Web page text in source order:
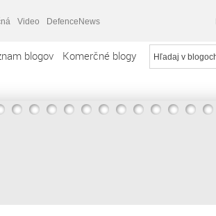
Video DefenceNews
blogov Komerčné blogy